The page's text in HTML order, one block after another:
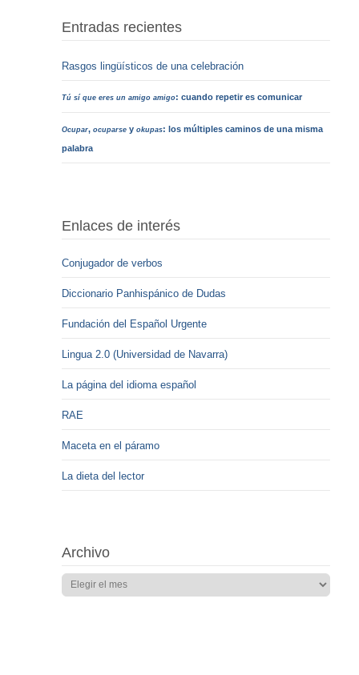
Entradas recientes
Rasgos lingüísticos de una celebración
Tú sí que eres un amigo amigo: cuando repetir es comunicar
Ocupar,ocuparse yokupas: los múltiples caminos de una misma
palabra
Enlaces de interés
Conjugador de verbos
Diccionario Panhispánico de Dudas
Fundación del Español Urgente
Lingua 2.0 (Universidad de Navarra)
La página del idioma español
RAE
Maceta en el páramo
La dieta del lector
Archivo